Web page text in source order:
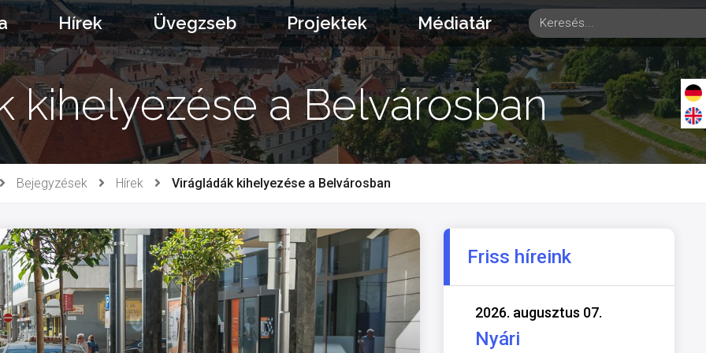
Hírek Üvegzseb Projektek Médiatár
kihelyezése a Belvárosban
Bejegyzések Hírek Virágládák kihelyezése a Belvárosban
Friss híreink
2026. augusztus 07.
Nyári